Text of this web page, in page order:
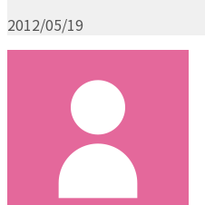
2012/05/19